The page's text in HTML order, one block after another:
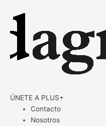
ÚNETE A PLUS+
Contacto
Nosotros